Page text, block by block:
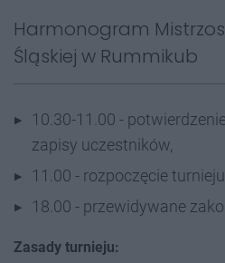
Harmonogram
Śląskiej w Rummikub
10.30-11.00 -
zapisy uczestników,
11.00 - rozpoczęcie turnieju
18.00 - przewidywane
Zasady turnieju: